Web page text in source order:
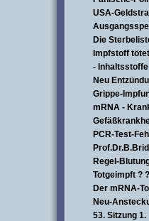
USA-
Die
Impfstoff tötet
-
Neu
Grippe-
mRNA -
PCR-Test-
Regel-
Totgeimpft ?
Der mRNA-
Neu-
53. Sitzung 1.